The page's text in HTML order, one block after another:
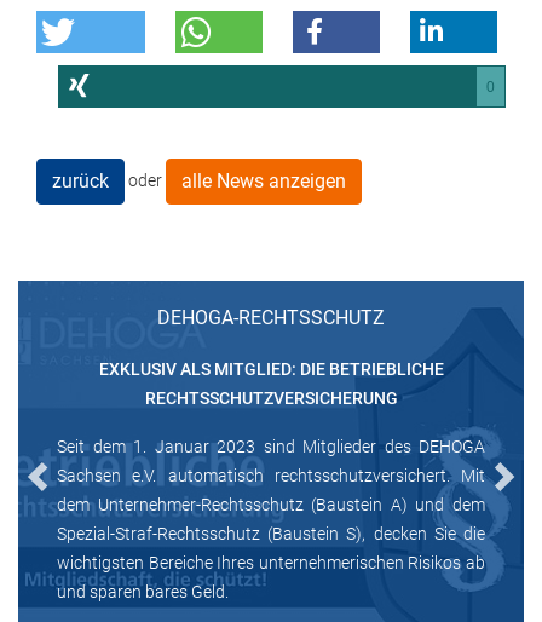
0
zurück oder alle News anzeigen
DEHOGA-RECHTSSCHUTZ
EXKLUSIV ALS MITGLIED: DIE BETRIEBLICHE
RECHTSSCHUTZVERSICHERUNG
Seit dem 1. Januar 2023 sind Mitglieder des DEHOGA
Sachsen e.V. automatisch rechtsschutzversichert. Mit
dem Unternehmer-Rechtsschutz (Baustein A) und dem
Spezial-Straf-Rechtsschutz (Baustein S), decken Sie die
wichtigsten Bereiche Ihres unternehmerischen Risikos ab
und sparen bares Geld.
Previous Next